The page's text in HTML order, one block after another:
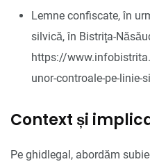
Lemne confiscate, în
silvică, în Bistriţa-
https://
unor-controale-pe-linie-
Context și
Pe ghidlegal, abordăm